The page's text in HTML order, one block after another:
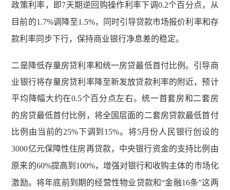
政策利率，即7天期逆回购操作利率下调0.2个百分点，从
目前的1.7%调降至1.5%，同时引导贷款市场报价利率和存
款利率同步下行，保持商业银行净息差的稳定。
二是降低存量房贷利率和统一房贷最低首付比例。引导商
业银行将存量房贷利率降至新发放贷款利率的附近，预计
平均降幅大约在0.5个百分点左右。统一首套房和二套房
的房贷最低首付比例，将全国层面的二套房贷款最低首付
比例由当前的25%下调到 15%。将5月份人民银行创设的
3000亿元保障性住房再贷款，中央银行资金的支持比例由
原来的60%提高到 100%，增强对银行和收购主体的市场化
激励。将年底前到期的经营性物业贷款和“金融16条”这两